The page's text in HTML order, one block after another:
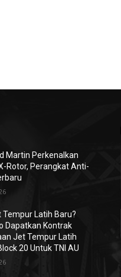
Martin Perkenalkan
Rotor, Perangkat Anti-
Tempur Latih Baru?
Dapatkan Kontrak
Jet Tempur Latih
20 Untuk TNI AU